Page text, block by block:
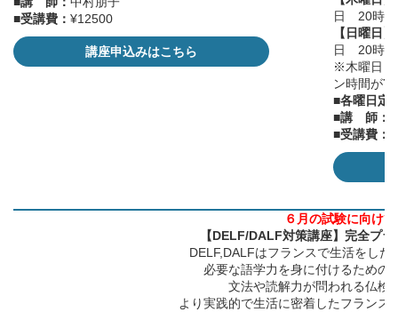
■受講費： ¥12500
講座申込みはこちら
日 20時～
【日曜日】
日 20時～
※木曜日と
ン時間が
■各曜日定
■講 師：
■受講費：
６月の試験に向け
【DELF/DALF対策講座】完全プ
DELF,DALFはフランスで生活をした
必要な語学力を身に付けるための
文法や読解力が問われる仏検
より実践的で生活に密着したフランス